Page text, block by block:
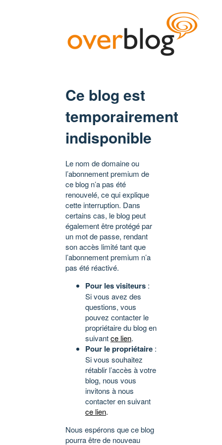
Ce blog est
temporairement
indisponible
Le nom de domaine ou
l’abonnement premium de
ce blog n’a pas été
renouvelé, ce qui explique
cette interruption. Dans
certains cas, le blog peut
également être protégé par
un mot de passe, rendant
son accès limité tant que
l’abonnement premium n’a
pas été réactivé.
Pour les visiteurs :
Si vous avez des
questions, vous
pouvez contacter le
propriétaire du blog en
suivantce lien.
Pour le propriétaire :
Si vous souhaitez
rétablir l’accès à votre
blog, nous vous
invitons à nous
contacter en suivant
ce lien.
Nous espérons que ce blog
pourra être de nouveau